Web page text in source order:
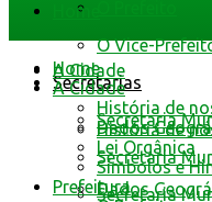
O Vice-
Secretarias
Secretaria
Secretaria
Secretaria
Home
A Cidade
História de
Dados
Home
A Cidade
História de
Dados
Lei Orgânica
Símbolos e
Prefeitura